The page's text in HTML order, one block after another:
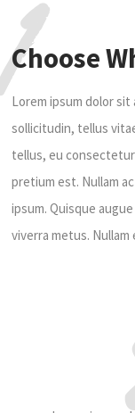
Choose
Lorem ipsum dolor
sollicitudin, tellus
tellus, eu
pretium est. Nullam
ipsum. Quisque
viverra metus.